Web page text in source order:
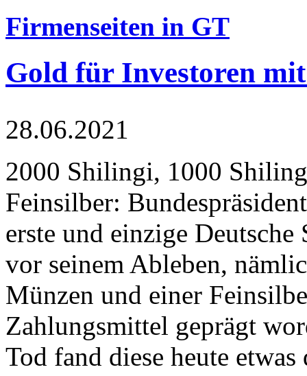
Firmenseiten in GT
Gold für Investoren
28.06.2021
2000 Shilingi, 1000
Feinsilber:
erste und einzige Deutsche
vor seinem Ableben,
Münzen und einer
Zahlungsmittel geprägt
Tod fand diese heute